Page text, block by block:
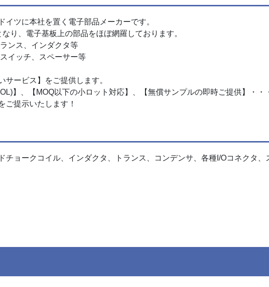
イツに本社を置く電子部品メーカーです。
り、電子基板上の部品をほぼ網羅しております。
ンス、インダクタ等
イッチ、スペーサー等
ービス】をご提供します。
】、【MOQ以下の小ロット対応】、【無償サンプルの即時ご提供】・・
ご提示いたします！
チョークコイル、インダクタ、トランス、コンデンサ、各種I/Oコネクタ、